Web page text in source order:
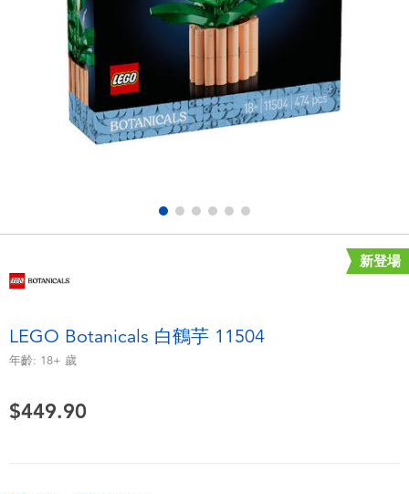
電子玩具
遊戲及拼圖系列
益智學習玩具
戶外及運動用品
毛毛公仔玩具
夏日用品
playpop
LEGO樂高
LeapFrog跳跳蛙
新登場
LEGO Botanicals 白鶴芋 11504
年齡: 18+ 歲
$449.90